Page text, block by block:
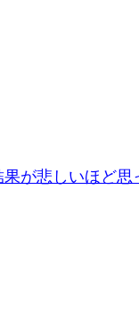
が悲しいほど思